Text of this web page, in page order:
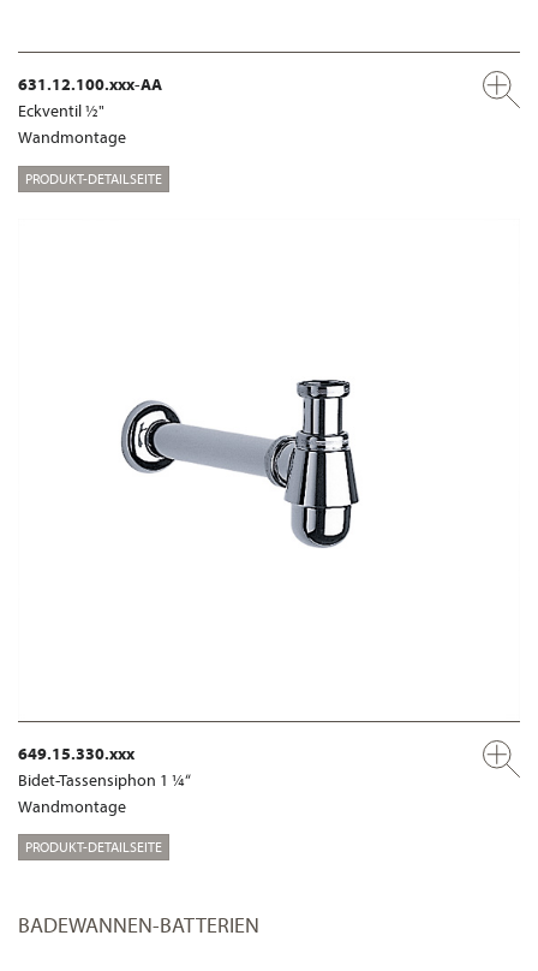
631.12.100.xxx-AA
Eckventil ½"
Wandmontage
PRODUKT-DETAILSEITE
649.15.330.xxx
Bidet-Tassensiphon 1 ¼“
Wandmontage
PRODUKT-DETAILSEITE
BADEWANNEN-BATTERIEN